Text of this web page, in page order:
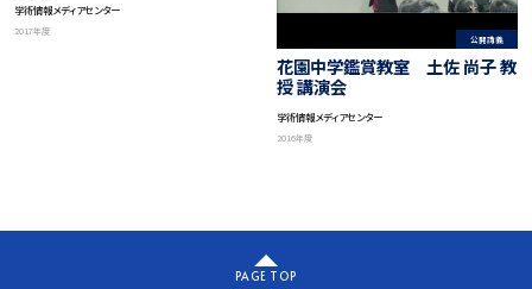
学術情報メディアセンター
2017年度
公開講義
花園中学鑑賞教室 土佐 尚子 教
授 講演会
学術情報メディアセンター
2016年度
PAGE TOP